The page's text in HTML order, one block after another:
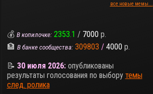
все новые мемы...
💰 В копилочке: 2353.1 / 7000 р.
🏦 В банке сообщества: 309803 / 4000 р.
📝 30 июля 2026:опубликованы
результаты голосования по выбору темы
след. ролика